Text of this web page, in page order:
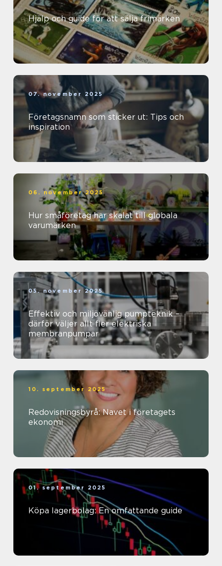
Hjälp och guide för att sälja frimärken
07. november 2025
Företagsnamn som sticker ut: Tips och
inspiration
06. november 2025
Hur småföretag har skalat till globala
varumärken
05. november 2025
Effektiv och miljövänlig pumpteknik –
därför väljer allt fler elektriska
membranpumpar
10. september 2025
Redovisningsbyrå: Navet i företagets
ekonomi
01. september 2025
Köpa lagerbolag: En omfattande guide